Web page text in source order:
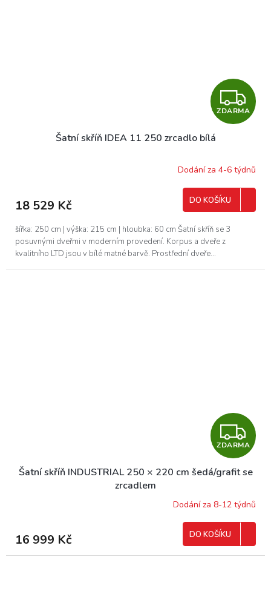
Z
D
R
ZDARMA
Šatní skříň IDEA 11 250 zrcadlo bílá
Dodání za 4-6 týdnů
18 529 Kč DO KOŠÍKU
šířka: 250 cm | výška: 215 cm | hloubka: 60 cm Šatní skříň se 3
posuvnými dveřmi v moderním provedení. Korpus a dveře z
kvalitního LTD jsou v bílé matné barvě. Prostřední dveře...
Z
D
A
R
A
ZDARMA
Šatní skříň INDUSTRIAL 250 × 220 cm šedá/grafit se
zrcadlem
Dodání za 8-12 týdnů
16 999 Kč DO KOŠÍKU